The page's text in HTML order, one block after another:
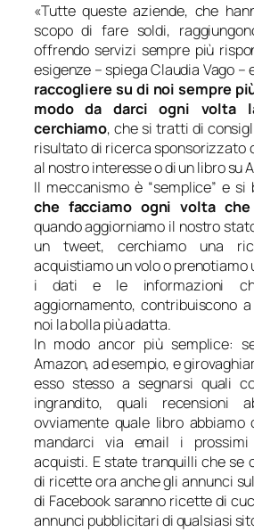
«Tutte queste aziende, che
scopo di fare soldi,
offrendo servizi sempre più
esigenze – spiega Claudia Vago –
raccogliere su di noi sempre
modo da darci ogni volta
cerchiamo, che si tratti di
risultato di ricerca sponsorizzato
al nostro interesse o di un libro su
Il meccanismo è “semplice” e si
che facciamo ogni volta
quando aggiorniamo il nostro
un tweet, cerchiamo una
acquistiamo un volo o prenotiamo
i dati e le informazioni
aggiornamento, contribuiscono
noi la bolla più adatta.
In modo ancor più semplice:
Amazon, ad esempio, e
esso stesso a segnarsi quali
ingrandito, quali recensioni
ovviamente quale libro abbiamo
mandarci via email i
acquisti. E state tranquilli che se
di ricette ora anche gli annunci
di Facebook saranno ricette di
annunci pubblicitari di qualsiasi